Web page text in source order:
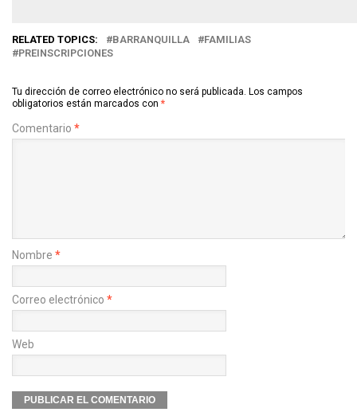
RELATED TOPICS: BARRANQUILLA
FAMILIAS
PREINSCRIPCIONES
Tu dirección de correo electrónico no será publicada. Los campos
obligatorios están marcados con *
Comentario *
Nombre *
Correo electrónico *
Web